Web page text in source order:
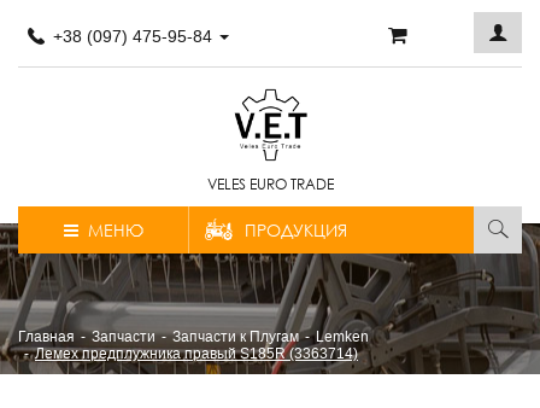
+38 (097) 475-95-84
VELES EURO TRADE
МЕНЮ ПРОДУКЦИЯ
Главная Запчасти Запчасти к Плугам
Lemken
Лемех предплужника правый S185R (3363714)